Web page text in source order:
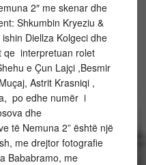
2″ me skenar dhe
Shkumbin Kryeziu &
Diellza Kolgeci dhe
qe interpretuan rolet
e Çun Lajçi ,Besmir
Astrit Krasniqi ,
po edhe numër i
dhe
të Nemuna 2” është një
me drejtor fotografie
Bababramo, me